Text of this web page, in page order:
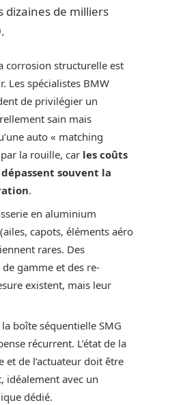
dizaines de milliers
corrosion structurelle est
Les spécialistes BMW
de privilégier un
sain mais
auto « matching
la rouille, car les coûts
souvent la
.
en aluminium
capots, éléments aéro
rares. Des
gamme et des re-
existent, mais leur
la boîte séquentielle SMG
récurrent. L’état de la
de l’actuateur doit être
idéalement avec un
dédié.